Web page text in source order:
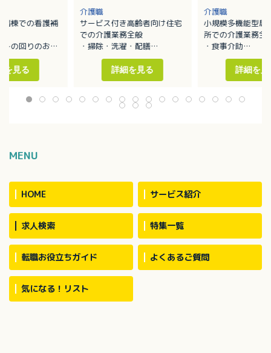
介護職
サービス付き高齢者向け住宅
での介護業務全般
・掃除・洗濯・配膳
・朝・夕の食事時の手助け
・介護度の重い利用者への身
体的介護
※利用者の多くは日中デイサ
詳細を見る
介護職
小規模多機能型居
所での介護業務全
・食事介助
・入浴介助
・排泄介助
・レクリエーシ
詳細を見
病棟での看護補
の回りのお世
ポートに従事
ます。
を見る
MENU
HOME サービス紹介
求人検索 特集一覧
転職お役立ちガイド よくあるご質問
気になる！リスト